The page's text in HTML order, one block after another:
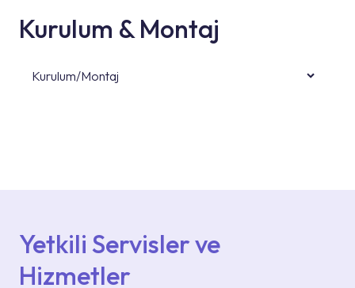
Kurulum & Montaj
Kurulum/Montaj
Yetkili Servisler ve
Hizmetler